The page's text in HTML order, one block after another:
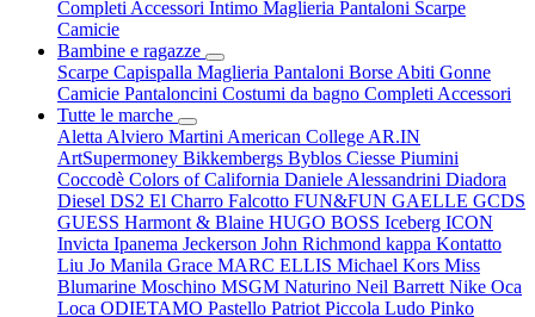
Completi Accessori Intimo Maglieria Pantaloni Scarpe
Camicie
Bambine e ragazze
Scarpe Capispalla Maglieria Pantaloni Borse Abiti Gonne
Camicie Pantaloncini Costumi da bagno Completi Accessori
Tutte le marche
Aletta Alviero Martini American College AR.IN
ArtSupermoney Bikkembergs Byblos Ciesse Piumini
Coccodè Colors of California Daniele Alessandrini Diadora
Diesel DS2 El Charro Falcotto FUN&FUN GAELLE GCDS
GUESS Harmont & Blaine HUGO BOSS Iceberg ICON
Invicta Ipanema Jeckerson John Richmond kappa Kontatto
Liu Jo Manila Grace MARC ELLIS Michael Kors Miss
Blumarine Moschino MSGM Naturino Neil Barrett Nike Oca
Loca ODIETAMO Pastello Patriot Piccola Ludo Pinko